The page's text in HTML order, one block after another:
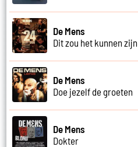
De Mens
Dit zou het kunnen zijn
De Mens
Doe jezelf de groeten
De Mens
Dokter